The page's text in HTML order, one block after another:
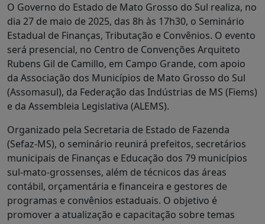
O Governo do Estado de Mato Grosso do Sul realiza, no
dia 27 de maio de 2025, das 8h às 17h30, o Seminário
Estadual de Finanças, Tributação e Convênios. O evento
será presencial, no Centro de Convenções Arquiteto
Rubens Gil de Camillo, em Campo Grande, com apoio
da Associação dos Municípios de Mato Grosso do Sul
(Assomasul), da Federação das Indústrias de MS (Fiems)
e da Assembleia Legislativa (ALEMS).
Organizado pela Secretaria de Estado de Fazenda
(Sefaz-MS), o seminário reunirá prefeitos, secretários
municipais de Finanças e Educação dos 79 municípios
sul-mato-grossenses, além de técnicos das áreas
contábil, orçamentária e financeira e gestores de
programas e convênios estaduais. O objetivo é
promover a atualização e capacitação sobre temas